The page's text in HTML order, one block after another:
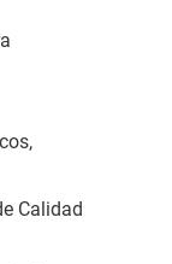
Calidad